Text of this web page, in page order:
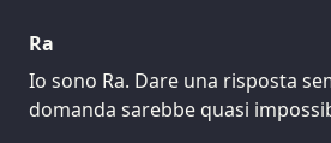
Ra
Io sono Ra. Dare una risposta
domanda sarebbe quasi